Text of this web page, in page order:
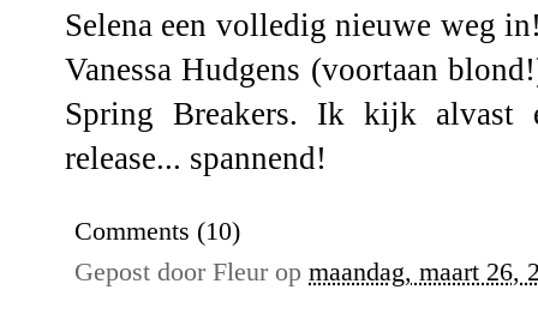
Selena een volledig nieuwe weg
Vanessa Hudgens (voortaan
Spring Breakers. Ik kijk
release... spannend!
Comments (10)
Gepost door Fleur op maandag, maart 26,